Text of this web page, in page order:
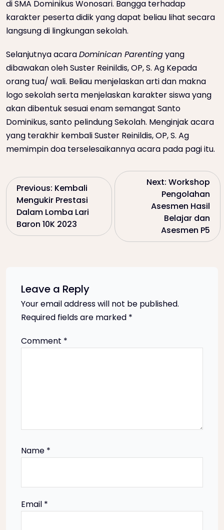
di SMA Dominikus Wonosari. Bangga terhadap
karakter peserta didik yang dapat beliau lihat secara
langsung di lingkungan sekolah.
Selanjutnya acaraDominican Parentingyang
dibawakan oleh Suster Reinildis, OP, S. Ag Kepada
orang tua/ wali. Beliau menjelaskan arti dan makna
logo sekolah serta menjelaskan karakter siswa yang
akan dibentuk sesuai enam semangat Santo
Dominikus, santo pelindung Sekolah. Menginjak acara
yang terakhir kembali Suster Reinildis, OP, S. Ag
memimpin doa terselesaikannya acara pada pagi itu.
P
s
Previous: Kembali
Mengukir Prestasi
Dalam Lomba Lari
Baron 10K 2023
Next: Workshop
Pengolahan
Asesmen Hasil
Belajar dan
Asesmen P5
Leave a Reply
Your email address will not be published.
Required fields are marked *
Comment *
Name *
Email *